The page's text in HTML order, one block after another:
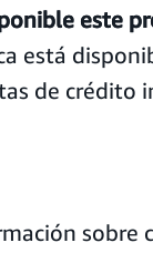
este
está
de crédito
sobre